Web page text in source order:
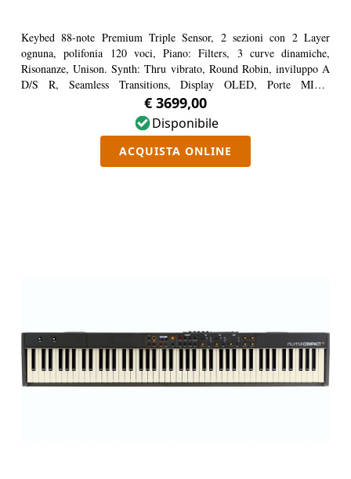
Keybed 88-note Premium Triple Sensor, 2 sezioni con 2 Layer
ognuna, polifonia 120 voci, Piano: Filters, 3 curve dinamiche,
Risonanze, Unison. Synth: Thru vibrato, Round Robin, inviluppo A
D/S R, Seamless Transitions, Display OLED, Porte MIDI-
€ 3699,00
Disponibile
ACQUISTA ONLINE